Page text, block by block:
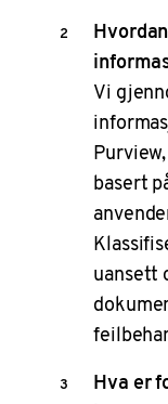
Vi
basert
uansett
Hva er